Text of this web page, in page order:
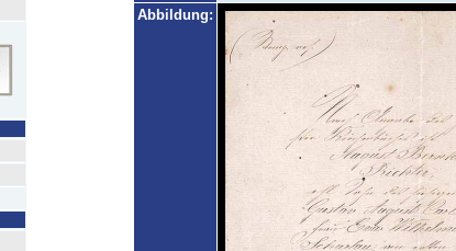
Abbildung: